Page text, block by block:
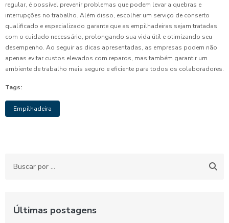
regular, é possível prevenir problemas que podem levar a quebras e
interrupções no trabalho. Além disso, escolher um serviço de conserto
qualificado e especializado garante que as empilhadeiras sejam tratadas
com o cuidado necessário, prolongando sua vida útil e otimizando seu
desempenho. Ao seguir as dicas apresentadas, as empresas podem não
apenas evitar custos elevados com reparos, mas também garantir um
ambiente de trabalho mais seguro e eficiente para todos os colaboradores.
Tags:
Empilhadeira
Últimas postagens